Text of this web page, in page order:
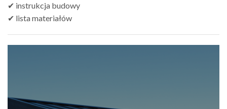
✔ instrukcja budowy
✔ lista materiałów